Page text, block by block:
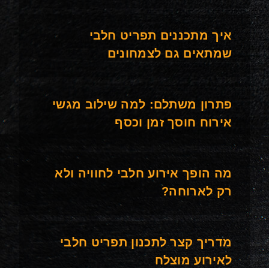
איך מתכננים תפריט חלבי
שמתאים גם לצמחונים
פתרון משתלם: למה שילוב מגשי
אירוח חוסך זמן וכסף
מה הופך אירוע חלבי לחוויה ולא
רק לארוחה?
מדריך קצר לתכנון תפריט חלבי
לאירוע מוצלח